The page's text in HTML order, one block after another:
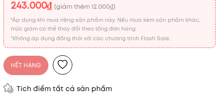
243.000₫ (giảm thêm12.000₫)
*Áp dụng khi mua riêng sản phẩm này. Nếu mua kèm sản phẩm khác,
mức giảm có thể thay đổi theo tổng đơn hàng.
*Không áp dụng đồng thời với các chương trình Flash Sale.
HẾT HÀNG
Tích điểm tất cả sản phẩm